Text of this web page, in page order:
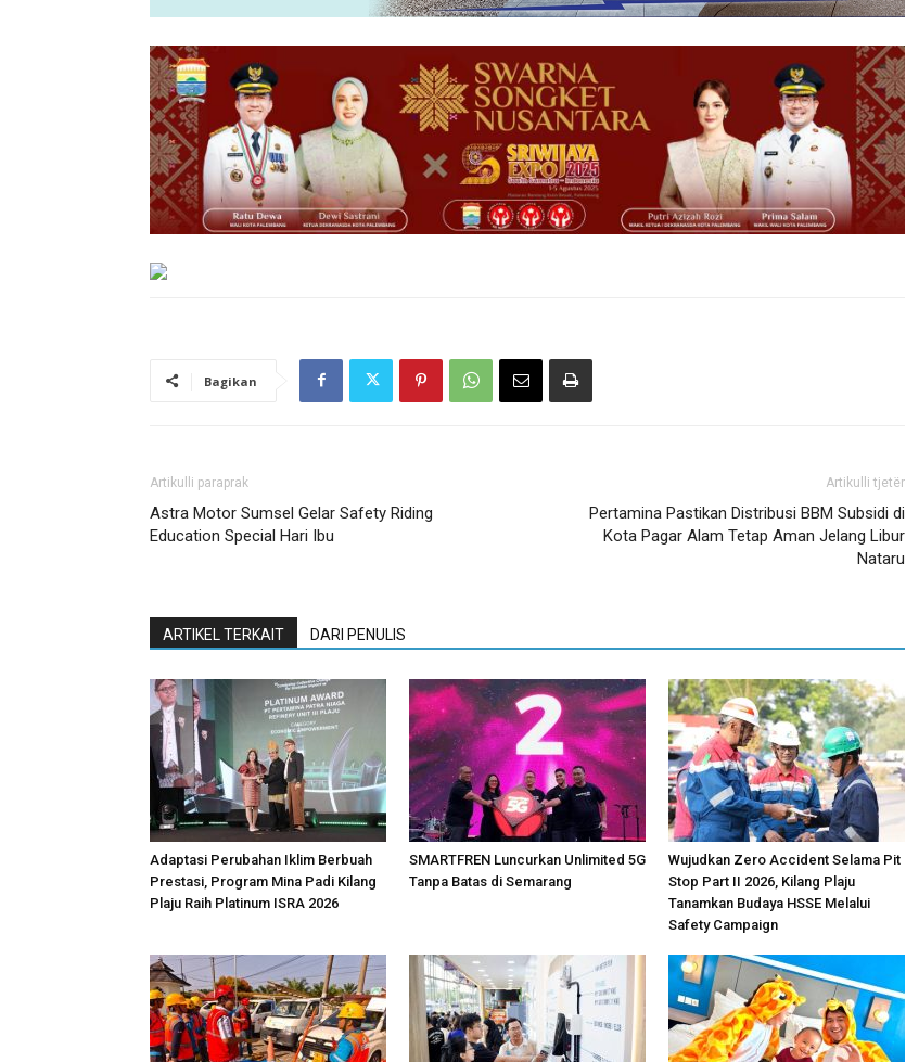
Bagikan
Artikulli paraprak
Astra Motor Sumsel Gelar Safety Riding
Education Special Hari Ibu
Artikulli tjetër
Pertamina Pastikan Distribusi BBM Subsidi di
Kota Pagar Alam Tetap Aman Jelang Libur
Nataru
ARTIKEL TERKAIT DARI PENULIS
Adaptasi Perubahan Iklim Berbuah
Prestasi, Program Mina Padi Kilang
Plaju Raih Platinum ISRA 2026
SMARTFREN Luncurkan Unlimited 5G
Tanpa Batas di Semarang
Wujudkan Zero Accident Selama Pit
Stop Part II 2026, Kilang Plaju
Tanamkan Budaya HSSE Melalui
Safety Campaign